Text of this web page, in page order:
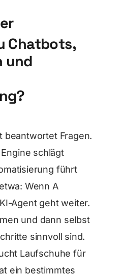
Chatbots,
und
beantwortet Fragen.
schlägt
führt
Wenn A
Agent geht weiter.
und dann selbst
sinnvoll sind.
Laufschuhe für
ein bestimmtes